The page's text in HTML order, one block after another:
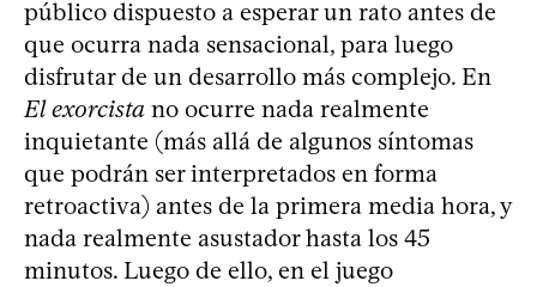
público dispuesto a esperar un rato antes de
que ocurra nada sensacional, para luego
disfrutar de un desarrollo más complejo. En
El exorcista no ocurre nada realmente
inquietante (más allá de algunos síntomas
que podrán ser interpretados en forma
retroactiva) antes de la primera media hora, y
nada realmente asustador hasta los 45
minutos. Luego de ello, en el juego